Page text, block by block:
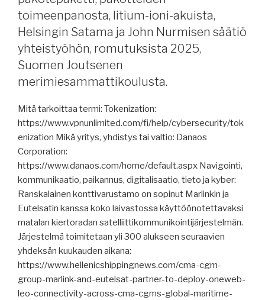
Romantika
kotiin,
merituulivoimasta,
paluusta
Suezin
kanavalle,
jäätilanne
tänään,
jäänmurtajatilauksista,
raportteja,
Polar
Bear
oikeudenkäynnistä,
parametrisestä
keinunnasta.”
toimeenpanosta, litium-ioni-akuista,
Helsingin Satama ja John Nurmisen säätiö
yhteistyöhön, romutuksista 2025,
Suomen Joutsenen
merimiesammattikoulusta.
Mitä tarkoittaa termi: Tokenization:
https://www.vpnunlimited.com/fi/help/cybersecurity/tok
enization Mikä yritys, yhdistys tai valtio: Danaos
Corporation:
https://www.danaos.com/home/default.aspx Navigointi,
kommunikaatio, paikannus, digitalisaatio, tieto ja kyber:
Ranskalainen konttivarustamo on sopinut Marlinkin ja
Eutelsatin kanssa koko laivastossa käyttöönotettavaksi
matalan kiertoradan satelliittikommunikointijärjestelmän.
Järjestelmä toimitetaan yli 300 alukseen seuraavien
yhdeksän kuukauden aikana:
https://www.hellenicshippingnews.com/cma-cgm-
group-marlink-and-eutelsat-partner-to-deploy-oneweb-
leo-connectivity-across-cma-cgms-global-maritime-